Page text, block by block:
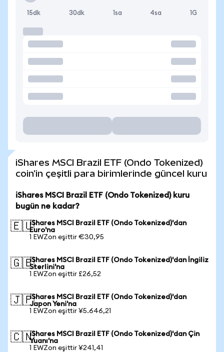
15dk 30dk 1sa 4sa 1G
iShares MSCI Brazil ETF (Ondo Tokenized)
coin'in çeşitli para birimlerinde güncel kuru
iShares MSCI Brazil ETF (Ondo Tokenized) kuru
bugün ne kadar?
🇪🇺iShares MSCI Brazil ETF (Ondo Tokenized)'dan
Euro'na
1 EWZon eşittir €30,95
🇬🇧iShares MSCI Brazil ETF (Ondo Tokenized)'dan İngiliz
Sterlini'na
1 EWZon eşittir £26,52
🇯🇵iShares MSCI Brazil ETF (Ondo Tokenized)'dan
Japon Yeni'na
1 EWZon eşittir ¥5.646,21
🇨🇳iShares MSCI Brazil ETF (Ondo Tokenized)'dan Çin
Yuanı'na
1 EWZon eşittir ¥241,41